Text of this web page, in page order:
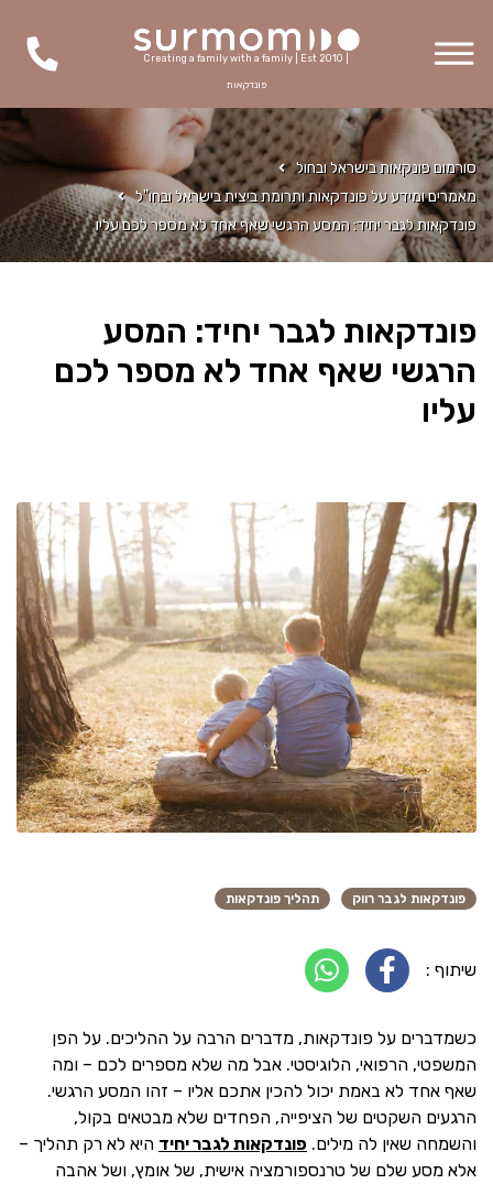
Creating a family with a family | Est 2010 |
פונדקאות
סורמום פונקאות בישראל ובחול
מאמרים ומידע על פונדקאות ותרומת ביצית בישראל ובחו"ל
פונדקאות לגבר יחיד: המסע הרגשי שאף אחד לא מספר לכם עליו
פונדקאות לגבר יחיד: המסע
הרגשי שאף אחד לא מספר לכם
עליו
פונדקאות לגבר רווק תהליך פונדקאות
שיתוף :
כשמדברים על פונדקאות, מדברים הרבה על ההליכים. על הפן
המשפטי, הרפואי, הלוגיסטי. אבל מה שלא מספרים לכם – ומה
שאף אחד לא באמת יכול להכין אתכם אליו – זהו המסע הרגשי.
הרגעים השקטים של הציפייה, הפחדים שלא מבטאים בקול,
והשמחה שאין לה מילים. פונדקאות לגבר יחיד היא לא רק תהליך –
אלא מסע שלם של טרנספורמציה אישית, של אומץ, ושל אהבה